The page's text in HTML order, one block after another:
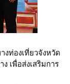
งท่องเที่ยวจังหวัด
เพื่อส่งเสริมการ